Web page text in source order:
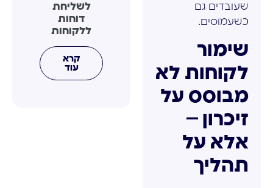
שעובדים גם
כשעמוסים.
שימור
לקוחות לא
מבוסס על
זיכרון –
אלא על
תהליך
לשליחת
דוחות
ללקוחות
קרא
עוד